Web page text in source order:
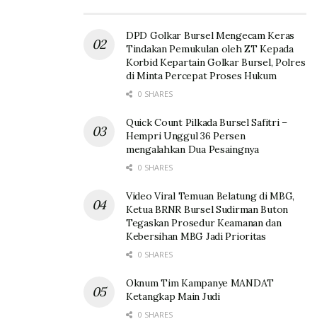
DPD Golkar Bursel Mengecam Keras
Tindakan Pemukulan oleh ZT Kepada
Korbid Kepartain Golkar Bursel, Polres
di Minta Percepat Proses Hukum
0 SHARES
Quick Count Pilkada Bursel Safitri –
Hempri Unggul 36 Persen
mengalahkan Dua Pesaingnya
0 SHARES
Video Viral Temuan Belatung di MBG,
Ketua BRNR Bursel Sudirman Buton
Tegaskan Prosedur Keamanan dan
Kebersihan MBG Jadi Prioritas
0 SHARES
Oknum Tim Kampanye MANDAT
Ketangkap Main Judi
0 SHARES